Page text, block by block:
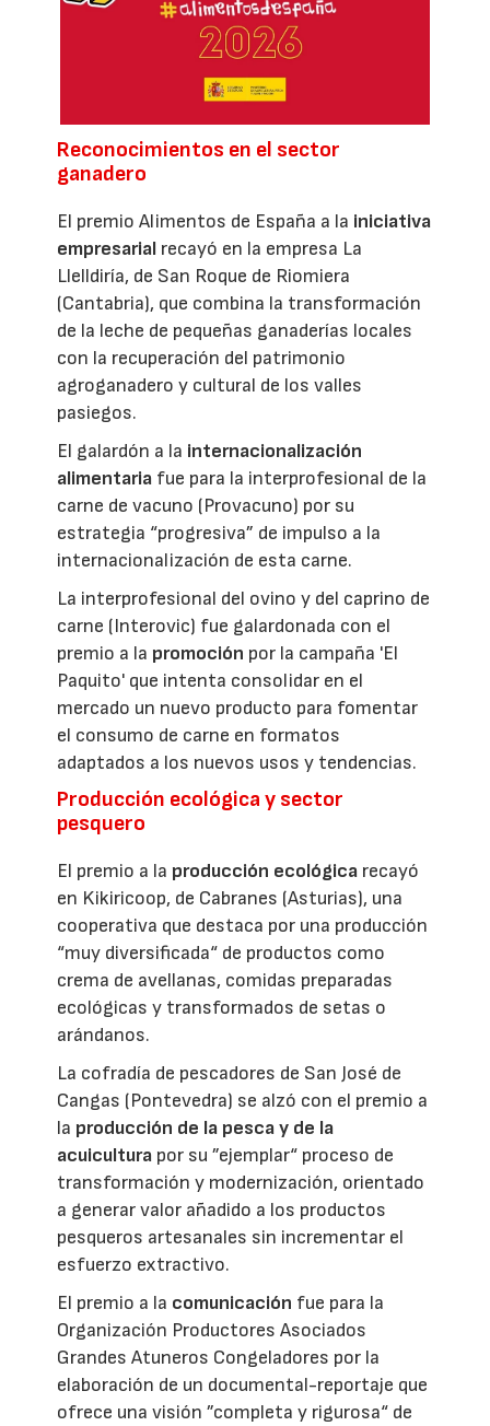
Reconocimientos en el sector
ganadero
El premio Alimentos de España a la iniciativa
empresarial recayó en la empresa La
Llelldiría, de San Roque de Riomiera
(Cantabria), que combina la transformación
de la leche de pequeñas ganaderías locales
con la recuperación del patrimonio
agroganadero y cultural de los valles
pasiegos.
El galardón a la internacionalización
alimentaria fue para la interprofesional de la
carne de vacuno (Provacuno) por su
estrategia “progresiva” de impulso a la
internacionalización de esta carne.
La interprofesional del ovino y del caprino de
carne (Interovic) fue galardonada con el
premio a la promoción por la campaña 'El
Paquito' que intenta consolidar en el
mercado un nuevo producto para fomentar
el consumo de carne en formatos
adaptados a los nuevos usos y tendencias.
Producción ecológica y sector
pesquero
El premio a la producción ecológica recayó
en Kikiricoop, de Cabranes (Asturias), una
cooperativa que destaca por una producción
“muy diversificada“ de productos como
crema de avellanas, comidas preparadas
ecológicas y transformados de setas o
arándanos.
La cofradía de pescadores de San José de
Cangas (Pontevedra) se alzó con el premio a
la producción de la pesca y de la
acuicultura por su ”ejemplar“ proceso de
transformación y modernización, orientado
a generar valor añadido a los productos
pesqueros artesanales sin incrementar el
esfuerzo extractivo.
El premio a la comunicación fue para la
Organización Productores Asociados
Grandes Atuneros Congeladores por la
elaboración de un documental-reportaje que
ofrece una visión ”completa y rigurosa“ de